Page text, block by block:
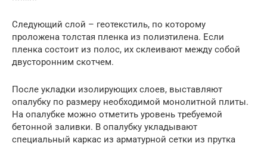
Следующий слой – геотекстиль, по которому
проложена толстая пленка из полиэтилена. Если
пленка состоит из полос, их склеивают между собой
двусторонним скотчем.
После укладки изолирующих слоев, выставляют
опалубку по размеру необходимой монолитной плиты.
На опалубке можно отметить уровень требуемой
бетонной заливки. В опалубку укладывают
специальный каркас из арматурной сетки из прутка